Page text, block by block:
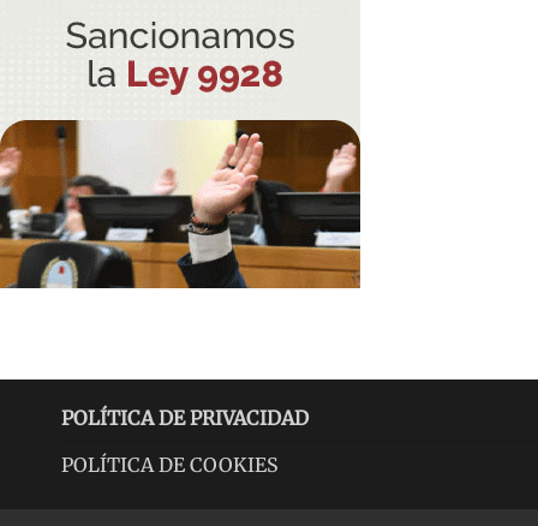
POLÍTICA DE PRIVACIDAD
POLÍTICA DE COOKIES